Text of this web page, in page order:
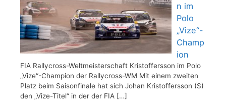
n im
Polo
„Vize“-
Champ
ion
FIA Rallycross-Weltmeisterschaft Kristoffersson im Polo
„Vize“-Champion der Rallycross-WM Mit einem zweiten
Platz beim Saisonfinale hat sich Johan Kristoffersson (S)
den „Vize-Titel“ in der der FIA […]